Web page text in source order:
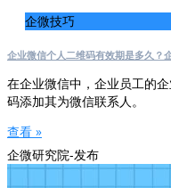
企微技巧
企业微信个人二维码有效期是多久？
在企业微信中，企业员工的
码添加其为微信联系人。
查看 »
企微研究院-发布